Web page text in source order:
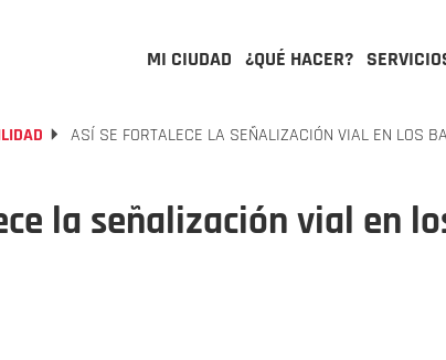
MI CIUDAD ¿QUÉ HACER?
ASÍ SE FORTALECE LA SEÑALIZACIÓN VIAL EN LOS
la señalización vial en